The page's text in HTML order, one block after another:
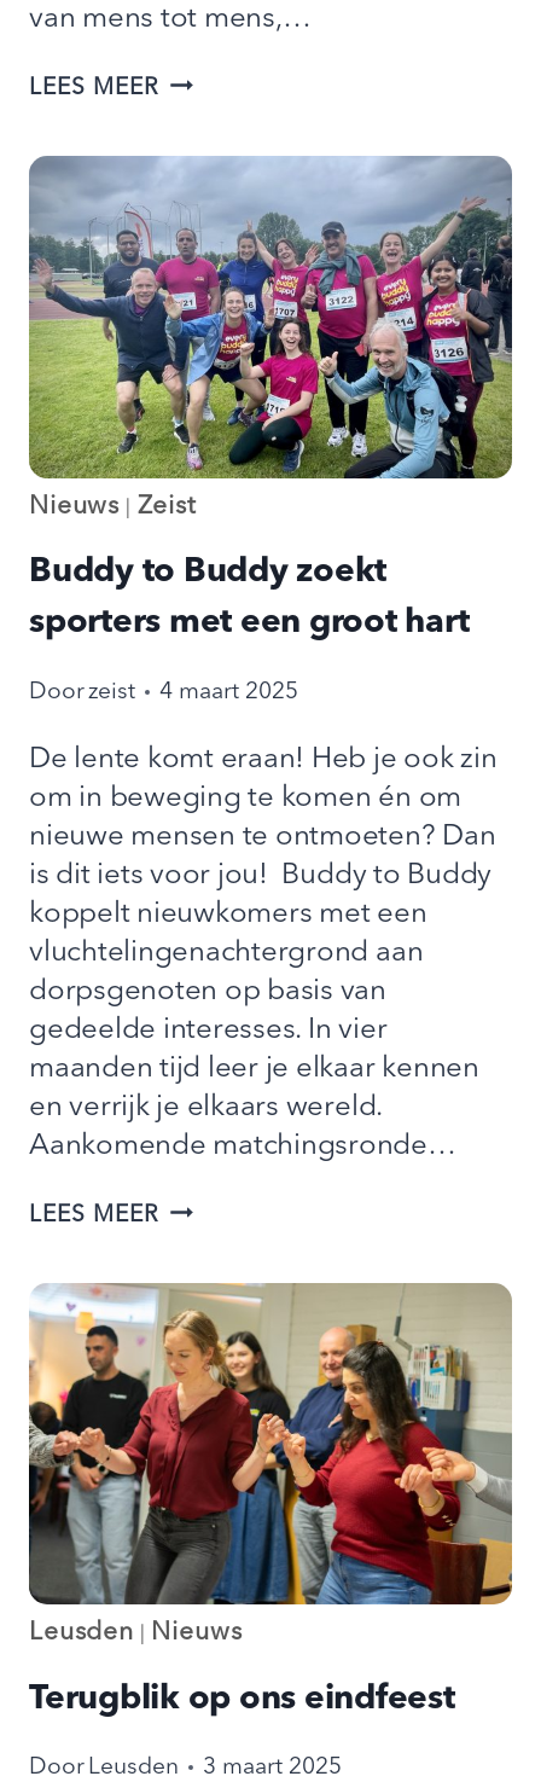
van mens tot mens,…
LEES MEERNIEUW
LOCHEM:
BUDDY
TO
BUDDY
Nieuws Zeist
Buddy to Buddy zoekt
sporters met een groot hart
Doorzeist 4 maart 2025
De lente komt eraan! Heb je ook zin
om in beweging te komen én om
nieuwe mensen te ontmoeten? Dan
is dit iets voor jou! Buddy to Buddy
koppelt nieuwkomers met een
vluchtelingenachtergrond aan
dorpsgenoten op basis van
gedeelde interesses. In vier
maanden tijd leer je elkaar kennen
en verrijk je elkaars wereld.
Aankomende matchingsronde…
LEES MEERBUDDY
BUDDY
ZOEKT
SPORTERS
MET
EEN
GROOT
HART
Leusden Nieuws
Terugblik op ons eindfeest
Door Leusden 3 maart 2025